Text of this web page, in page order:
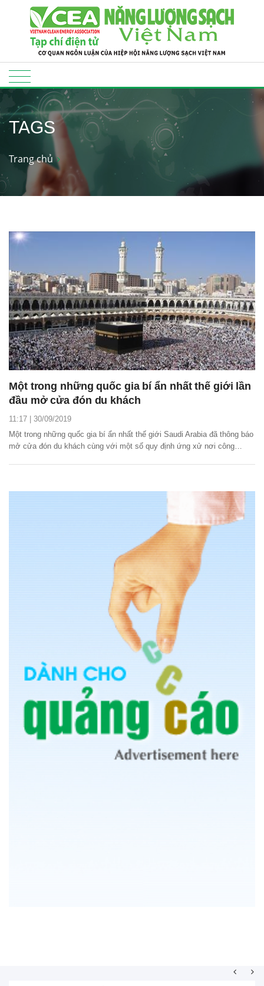
TAGS
Trang chủ
Một trong những quốc gia bí ẩn nhất thế giới lần
đầu mở cửa đón du khách
11:17 | 30/09/2019
Một trong những quốc gia bí ẩn nhất thế giới Saudi Arabia đã thông báo
mở cửa đón du khách cùng với một số quy định ứng xử nơi công